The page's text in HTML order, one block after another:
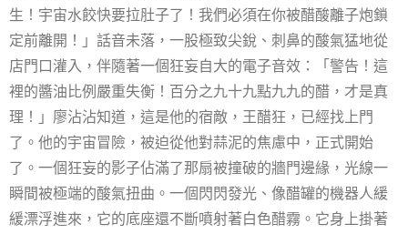
生！宇宙水餃快要拉肚子了！我們必須在你被醋酸離子炮鎖
定前離開！」話音未落，一股極致尖銳、刺鼻的酸氣猛地從
店門口灌入，伴隨著一個狂妄自大的電子音效：「警告！這
裡的醬油比例嚴重失衡！百分之九十九點九九的醋，才是真
理！」廖沾沾知道，這是他的宿敵，王醋狂，已經找上門
了。他的宇宙冒險，被迫從他對蒜泥的焦慮中，正式開始
了。一個狂妄的影子佔滿了那扇被撞破的牆門邊緣，光線一
瞬間被極端的酸氣扭曲。一個閃閃發光、像醋罐的機器人緩
緩漂浮進來，它的底座還不斷噴射著白色醋霧。它身上掛著